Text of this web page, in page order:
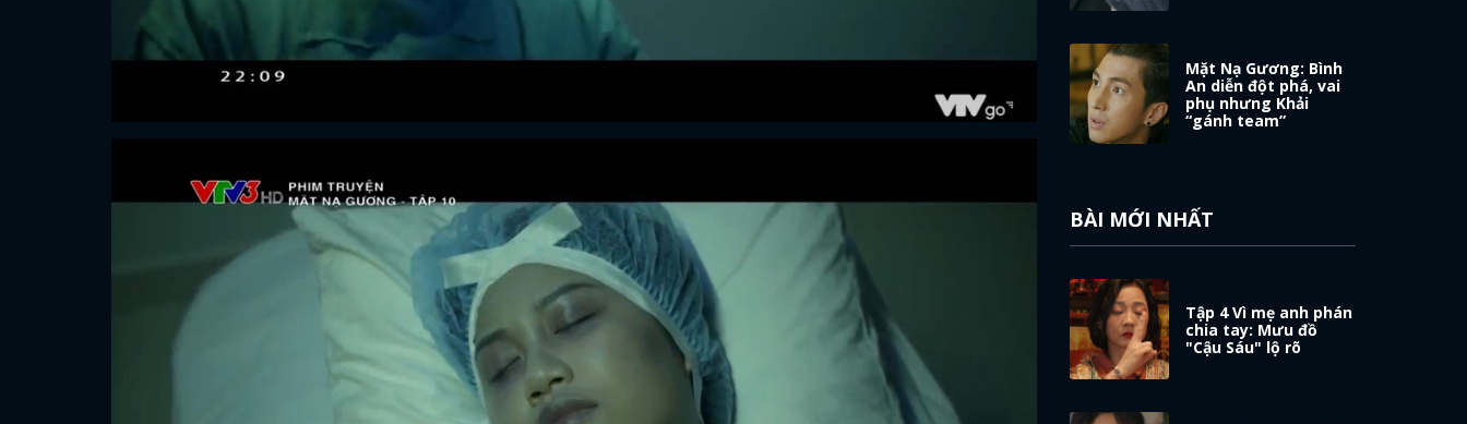
Mặt Nạ Gương: Bình
An diễn đột phá, vai
phụ nhưng Khải
“gánh team”
BÀI MỚI NHẤT
Tập 4 Vì mẹ anh phán
chia tay: Mưu đồ
"Cậu Sáu" lộ rõ